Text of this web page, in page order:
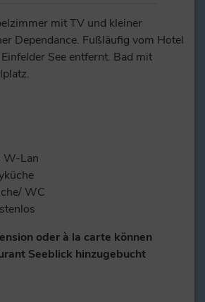
mit TV und kleiner
Dependance. Fußläufig vom Hotel
See entfernt. Bad mit
W-Lan
WC
oder à la carte können
Seeblick hinzugebucht